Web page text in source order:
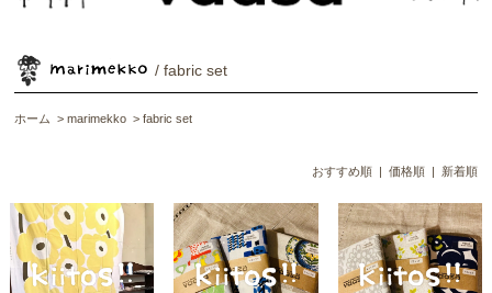
/ fabric set
ホーム >marimekko >fabric set
おすすめ順| 価格順| 新着順